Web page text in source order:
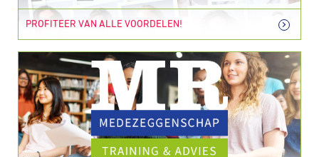
PROFITEER VAN ALLE VOORDELEN!